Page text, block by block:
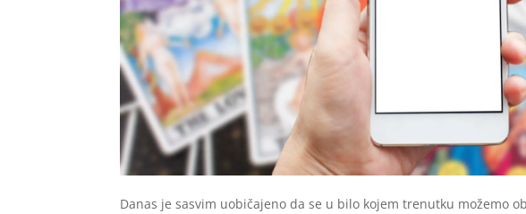
Danas je sasvim uobičajeno da se u bilo kojem trenutku možemo